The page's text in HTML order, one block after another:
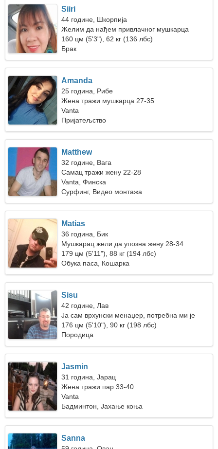
Siiri
44 године, Шкорпија
Желим да нађем привлачног мушкарца
160 цм (5'3"), 62 кг (136 лбс)
Брак
Amanda
25 година, Рибе
Жена тражи мушкарца 27-35
Vanta
Пријатељство
Matthew
32 године, Вага
Самац тражи жену 22-28
Vanta, Финска
Сурфинг, Видео монтажа
Matias
36 година, Бик
Мушкарац жели да упозна жену 28-34
179 цм (5'11"), 88 кг (194 лбс)
Обука паса, Кошарка
Sisu
42 године, Лав
Ја сам врхунски менаџер, потребна ми је
привлачна жена
176 цм (5'10"), 90 кг (198 лбс)
Породица
Jasmin
31 година, Јарац
Жена тражи пар 33-40
Vanta
Бадминтон, Јахање коња
Sanna